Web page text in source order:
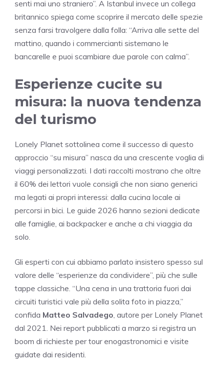
senti mai uno straniero”. A Istanbul invece un collega
britannico spiega come scoprire il mercato delle spezie
senza farsi travolgere dalla folla: “Arriva alle sette del
mattino, quando i commercianti sistemano le
bancarelle e puoi scambiare due parole con calma”.
Esperienze cucite su
misura: la nuova tendenza
del turismo
Lonely Planet sottolinea come il successo di questo
approccio “su misura” nasca da una crescente voglia di
viaggi personalizzati. I dati raccolti mostrano che oltre
il 60% dei lettori vuole consigli che non siano generici
ma legati ai propri interessi: dalla cucina locale ai
percorsi in bici. Le guide 2026 hanno sezioni dedicate
alle famiglie, ai backpacker e anche a chi viaggia da
solo.
Gli esperti con cui abbiamo parlato insistero spesso sul
valore delle “esperienze da condividere”, più che sulle
tappe classiche. “Una cena in una trattoria fuori dai
circuiti turistici vale più della solita foto in piazza,”
confida Matteo Salvadego , autore per Lonely Planet
dal 2021. Nei report pubblicati a marzo si registra un
boom di richieste per tour enogastronomici e visite
guidate dai residenti.